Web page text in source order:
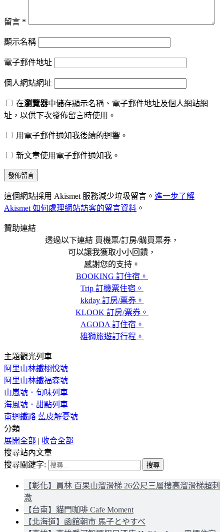
留言 *
顯示名稱
電子郵件地址
個人網站網址
在瀏覽器中儲存顯示名稱、電子郵件地址及個人網站網
址，以供下次發佈留言時使用。
用電子郵件通知我後續的迴響。
新文章使用電子郵件通知我。
這個網站採用 Akismet 服務減少垃圾留言。 進一步了解
Akismet 如何處理網站訪客的留言資料 。
贊助連結
透過以下連結 買機票/訂房/購買票券，
可以讓我獲取小小回饋，
感謝您的支持。
BOOKING 訂住宿。
Trip 訂機票住宿。
kkday 訂房/票券。
KLOOK 訂房/票券。
AGODA 訂住宿。
雄獅旅遊訂行程。
主題觀光列車
阿里山林鐵栩悅號
阿里山林鐵福森號
山嵐號．旬味列車
海風號．甜點列車
南迴鐵路 藍皮解憂號
分類
展開全部 | 收合全部
搜尋站內文章
搜尋關鍵字:
【彰化】員林 百果山溜滑梯 26公尺三層樓高溜滑梯超刺
激
【台南】貓門咖啡 Cafe Moment
【北海道】函館朝市 馬子とやすべ